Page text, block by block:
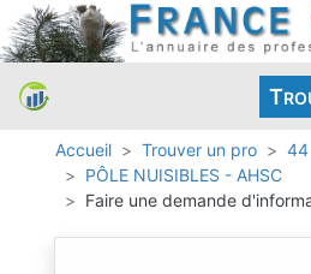
T
Accueil Trouver un pro
44
PÔLE NUISIBLES - AHSC
Faire une demande